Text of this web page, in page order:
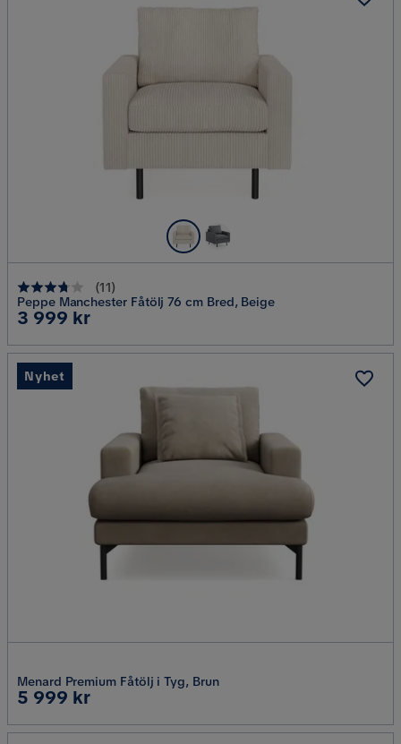
(11)
Peppe Manchester Fåtölj 76 cm Bred, Beige
Pris
3 999 kr
Menard Premium Fåtölj i Tyg, Brun
Pris
5 999 kr
Nyhet